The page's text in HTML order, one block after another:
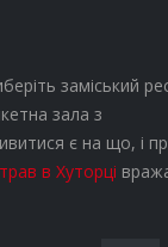
заміський
зала з
є на що, і
в Хуторці